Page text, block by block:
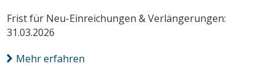
Frist für Neu-Einreichungen & Verlängerungen:
31.03.2026
Mehr erfahren